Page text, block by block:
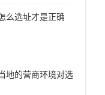
么选址才是正确
地的营商环境对选